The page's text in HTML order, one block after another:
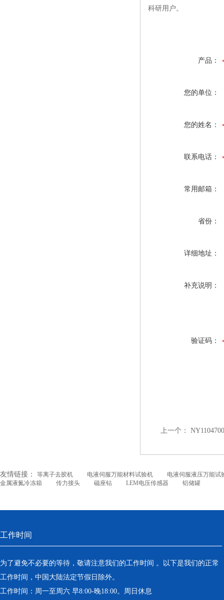
科研用户。
产品：
您的单位：
您的姓名：
联系电话：
常用邮箱：
省份：
详细地址：
补充说明：
验证码：
上一个：
友情链接： 等离子去胶机 电液伺服万能材料试验机
电液伺服液压万能试
金属液氮冷冻箱
传力接头 磁座钻 LEM电压传感器 铝储罐
工作时间
为了避免不必要的等待，敬请注意我们的工作时间 。以下是我们的正常
工作时间，中国大陆法定节假日除外。
工作时间：周一至周六 早8:00-晚18:00。周日休息